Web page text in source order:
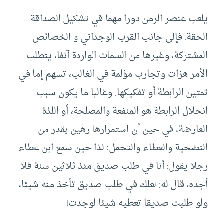
يلعب عنصر الزمن دورا مهما في تشكيل الصداقة
الحقة. فإلى جانب القرب الوجداني و الخصائص
المشتركة، وغيرها من السمات الواردة آنفا، يتطلب
الأمر هزات وتجارب مؤلمة في الغالب، تسهم إما في
تمتين الرابطة أو تفكيكها. وغالبا ما يكون سبب
انحلال الرابطة هو المنفعة والمصلحة، أو اللذة
العارضة، في حين أن استمرارها رهين بقدر من
التضحية والعطاء والتحمل؛ لذا حين سمع ابن عطاء
رجلا يقول: أنا في طلب صديق منذ ثلاثين سنة فلا
أجده، قال له: لعلك في طلب صديق تأخذ منه شيئا،
ولو طلبت صديقا تعطيه شيئا لوجدت!